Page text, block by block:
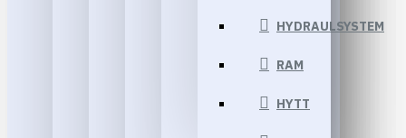
HYDRAULSYSTEM
RAM
HYTT